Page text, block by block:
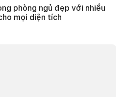
phòng ngủ đẹp với nhiều
mọi diện tích